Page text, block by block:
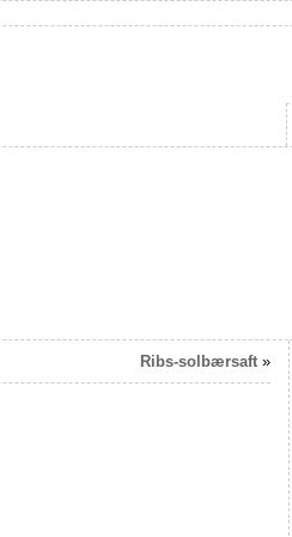
Ribs-solbærsaft»